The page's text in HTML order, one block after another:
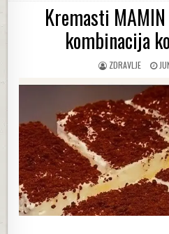
Kremasti
kombinacija
AUTHOR:
ZDRAVLJE